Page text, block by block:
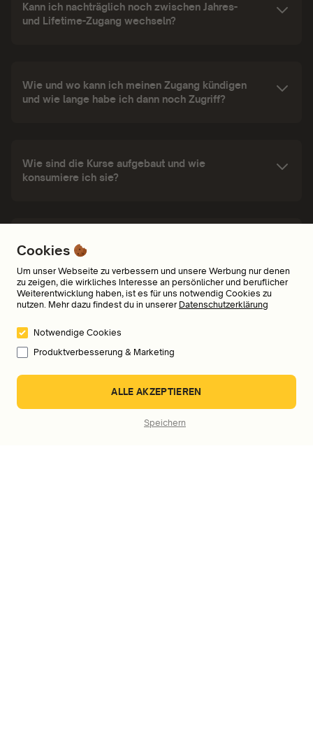
Kann ich nachträglich noch zwischen Jahres-
und Lifetime-Zugang wechseln?
Wie und wo kann ich meinen Zugang kündigen
und wie lange habe ich dann noch Zugriff?
Wie sind die Kurse aufgebaut und wie
konsumiere ich sie?
Wo und auf welchen Geräten kann ich meine
Audiokurse hören?
An wen kann ich mich wenden, wenn ich Fragen,
Cookies
Um unser Webseite zu verbessern und unsere Werbung nur denen
zu zeigen, die wirkliches Interesse an persönlicher und beruflicher
Weiterentwicklung haben, ist es für uns notwendig Cookies zu
nutzen. Mehr dazu findest du in unserer Datenschutzerklärung
Notwendige Cookies
Produktverbesserung & Marketing
ALLE AKZEPTIEREN
Speichern